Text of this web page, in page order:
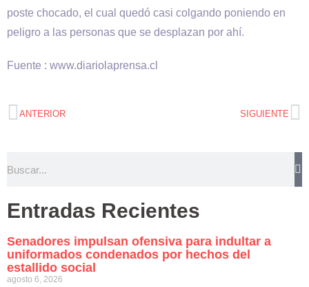
poste chocado, el cual quedó casi colgando poniendo en
peligro a las personas que se desplazan por ahí.
Fuente : www.diariolaprensa.cl
ANTERIOR SIGUIENTE
Entradas Recientes
Senadores impulsan ofensiva para indultar a
uniformados condenados por hechos del
estallido social
agosto 6, 2026